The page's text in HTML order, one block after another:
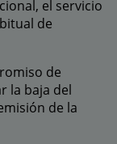
el servicio
de
de
la baja del
de la